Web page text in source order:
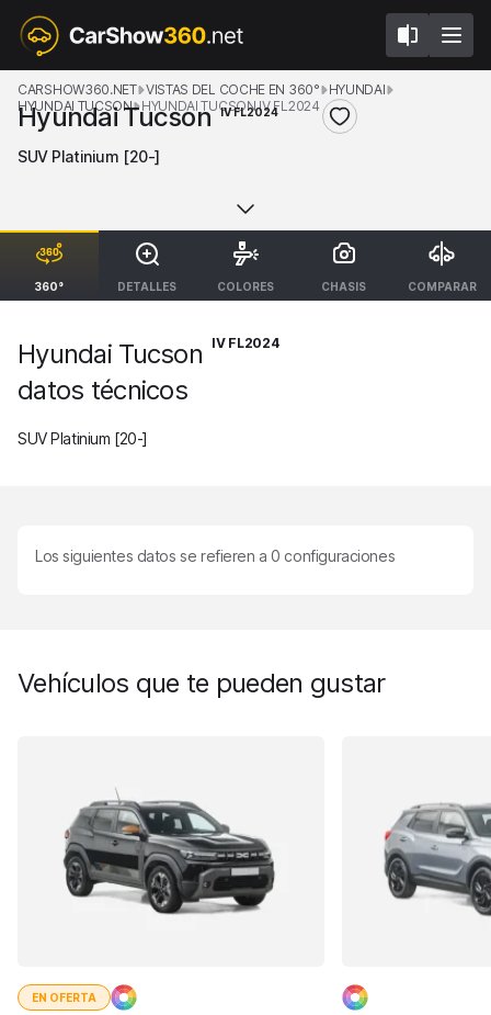
360° DETALLES COLORES CHASIS COMPARAR
CARSHOW360.NET VISTAS DEL COCHE EN 360°
HYUNDAI
HYUNDAI TUCSON
HYUNDAI TUCSON IV FL2024
Hyundai Tucson IV FL2024
SUV Platinium [20-]
Hyundai Tucson IV FL2024
datos técnicos
SUV Platinium [20-]
Los siguientes datos se refieren a0 configuraciones
Vehículos que te pueden gustar
EN OFERTA